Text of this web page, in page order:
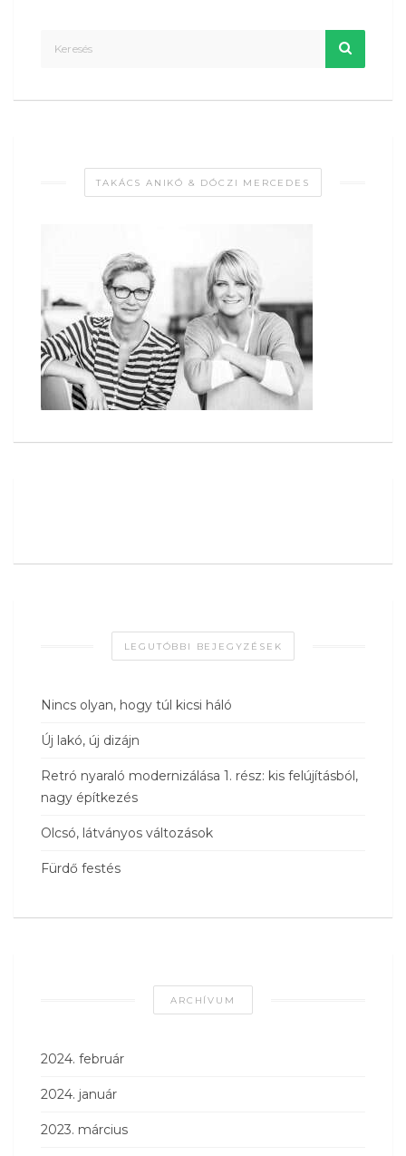
TAKÁCS ANIKÓ & DÓCZI MERCEDES
LEGUTÓBBI BEJEGYZÉSEK
Nincs olyan, hogy túl kicsi háló
Új lakó, új dizájn
Retró nyaraló modernizálása 1. rész: kis felújításból,
nagy építkezés
Olcsó, látványos változások
Fürdő festés
ARCHÍVUM
2024. február
2024. január
2023. március